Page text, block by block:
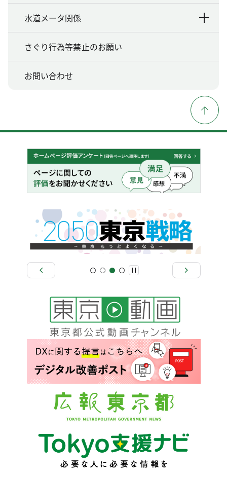
水道メータ関係
さぐり行為等禁止のお願い
お問い合わせ